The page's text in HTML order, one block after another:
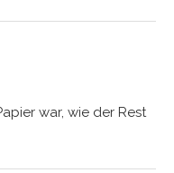
war, wie der Rest